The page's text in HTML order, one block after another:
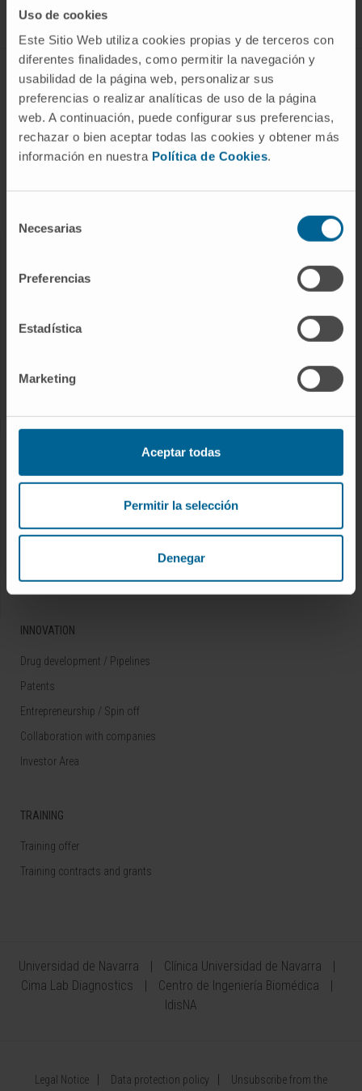
Uso de cookies
Este Sitio Web utiliza cookies propias y de terceros con
diferentes finalidades, como permitir la navegación y
usabilidad de la página web, personalizar sus
preferencias o realizar analíticas de uso de la página
web. A continuación, puede configurar sus preferencias,
rechazar o bien aceptar todas las cookies y obtener más
información en nuestra Política de Cookies.
Necesarias
Preferencias
Estadística
Marketing
Aceptar todas
Permitir la selección
Denegar
ABOUT CIMA
Who we are
Research Center of the Clinica
Campus of the Universidad de Navarra
Our Researchers
Technology platforms
INNOVATION
Drug development / Pipelines
Patents
Entrepreneurship / Spin off
Collaboration with companies
Investor Area
TRAINING
Training offer
Training contracts and grants
Universidad de Navarra
Clínica Universidad de Navarra
Cima Lab Diagnostics
Centro de Ingeniería Biomédica
IdisNA
Legal Notice Data protection policy Unsubscribe from the